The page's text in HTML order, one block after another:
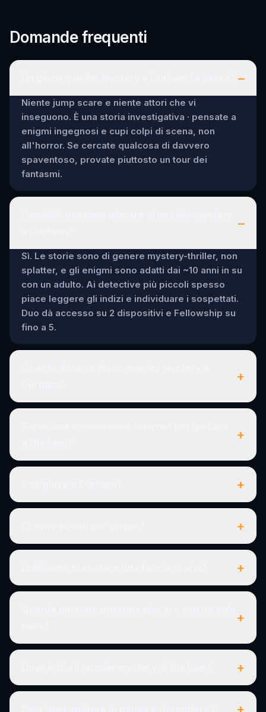
Domande frequenti
–
Niente jump scare e niente attori che vi
inseguono. È una storia investigativa · pensate a
enigmi ingegnosi e cupi colpi di scena, non
all'horror. Se cercate qualcosa di davvero
spaventoso, provate piuttosto un tour dei
fantasmi.
–
Sì. Le storie sono di genere mystery-thriller, non
splatter, e gli enigmi sono adatti dai ~10 anni in su
con un adulto. Ai detective più piccoli spesso
piace leggere gli indizi e individuare i sospettati.
Duo dà accesso su 2 dispositivi e Fellowship su
fino a 5.
+
+
+
+
+
+
+
+